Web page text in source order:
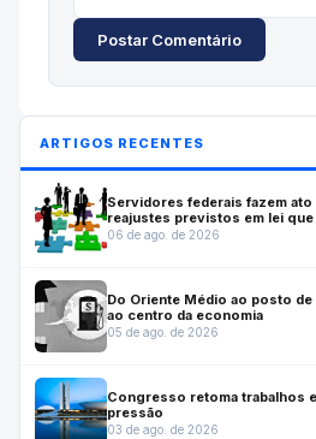
Postar Comentário
ARTIGOS RECENTES
Servidores federais fazem
reajustes previstos em lei
06 de ago. de 2026
Do Oriente Médio ao posto
ao centro da economia
05 de ago. de 2026
Congresso retoma trabalhos
pressão
03 de ago. de 2026